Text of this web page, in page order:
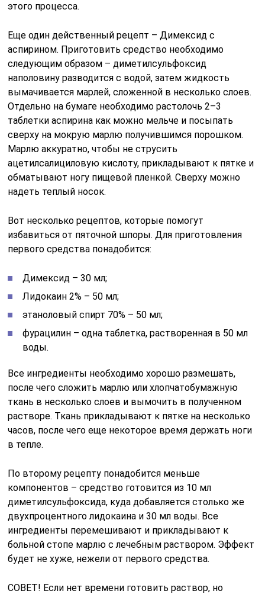
этого процесса.
Еще один действенный рецепт – Димексид с
аспирином. Приготовить средство необходимо
следующим образом – диметилсульфоксид
наполовину разводится с водой, затем жидкость
вымачивается марлей, сложенной в несколько слоев.
Отдельно на бумаге необходимо растолочь 2–3
таблетки аспирина как можно мельче и посыпать
сверху на мокрую марлю получившимся порошком.
Марлю аккуратно, чтобы не струсить
ацетилсалициловую кислоту, прикладывают к пятке и
обматывают ногу пищевой пленкой. Сверху можно
надеть теплый носок.
Вот несколько рецептов, которые помогут
избавиться от пяточной шпоры. Для приготовления
первого средства понадобится:
Димексид – 30 мл;
Лидокаин 2% – 50 мл;
этаноловый спирт 70% – 50 мл;
фурацилин – одна таблетка, растворенная в 50 мл
воды.
Все ингредиенты необходимо хорошо размешать,
после чего сложить марлю или хлопчатобумажную
ткань в несколько слоев и вымочить в полученном
растворе. Ткань прикладывают к пятке на несколько
часов, после чего еще некоторое время держать ноги
в тепле.
По второму рецепту понадобится меньше
компонентов – средство готовится из 10 мл
диметилсульфоксида, куда добавляется столько же
двухпроцентного лидокаина и 30 мл воды. Все
ингредиенты перемешивают и прикладывают к
больной стопе марлю с лечебным раствором. Эффект
будет не хуже, нежели от первого средства.
СОВЕТ! Если нет времени готовить раствор, но